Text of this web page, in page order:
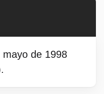
mayo de 1998